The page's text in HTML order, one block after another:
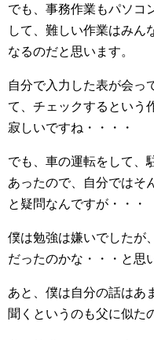
でも、事務作業もパソコ
して、難しい作業はみん
なるのだと思います。
自分で入力した表が会っ
て、チェックするという
寂しいですね・・・・
でも、車の運転をして、
あったので、自分ではそ
と疑問なんですが・・・
僕は勉強は嫌いでしたが
だったのかな・・・と思
あと、僕は自分の話はあ
聞くというのも父に似た